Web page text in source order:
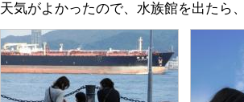
天気がよかったので、水族館を出たら